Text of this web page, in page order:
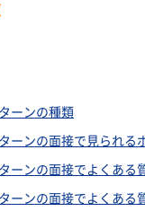
ーンの種類
ーンの面接で見られる
ーンの面接でよくある
ーンの面接でよくある